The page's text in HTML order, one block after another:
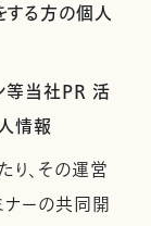
する方の個人
等当社PR 活
情報
り、その運営
ナーの共同開